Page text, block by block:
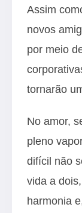
Assim
novos
por meio
tornarão
No amor,
pleno
difícil não
vida a
harmonia